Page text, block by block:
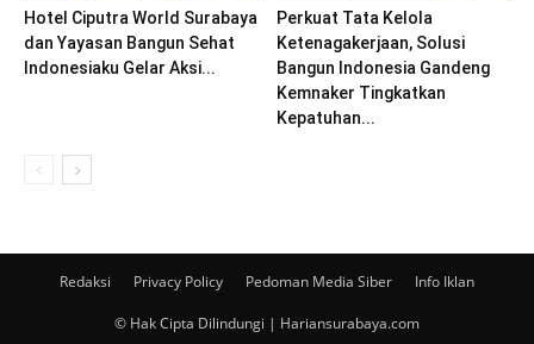
Hotel Ciputra World Surabaya
dan Yayasan Bangun Sehat
Indonesiaku Gelar Aksi...
Perkuat Tata Kelola
Ketenagakerjaan, Solusi
Bangun Indonesia Gandeng
Kemnaker Tingkatkan
Kepatuhan...
Redaksi Privacy Policy Pedoman Media Siber Info Iklan
© Hak Cipta Dilindungi | Hariansurabaya.com